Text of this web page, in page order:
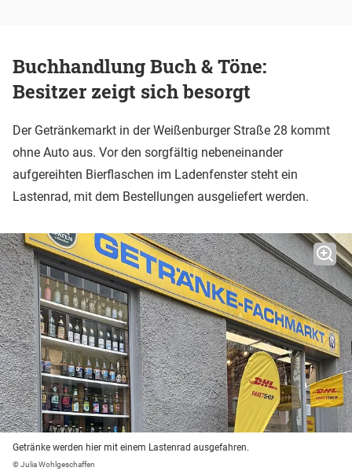
Buchhandlung Buch & Töne:
Besitzer zeigt sich besorgt
Der Getränkemarkt in der Weißenburger Straße 28 kommt
ohne Auto aus. Vor den sorgfältig nebeneinander
aufgereihten Bierflaschen im Ladenfenster steht ein
Lastenrad, mit dem Bestellungen ausgeliefert werden.
Getränke werden hier mit einem Lastenrad ausgefahren.
© Julia Wohlgeschaffen